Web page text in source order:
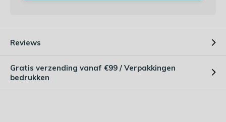
Reviews
Gratis verzending vanaf €99 / Verpakkingen
bedrukken